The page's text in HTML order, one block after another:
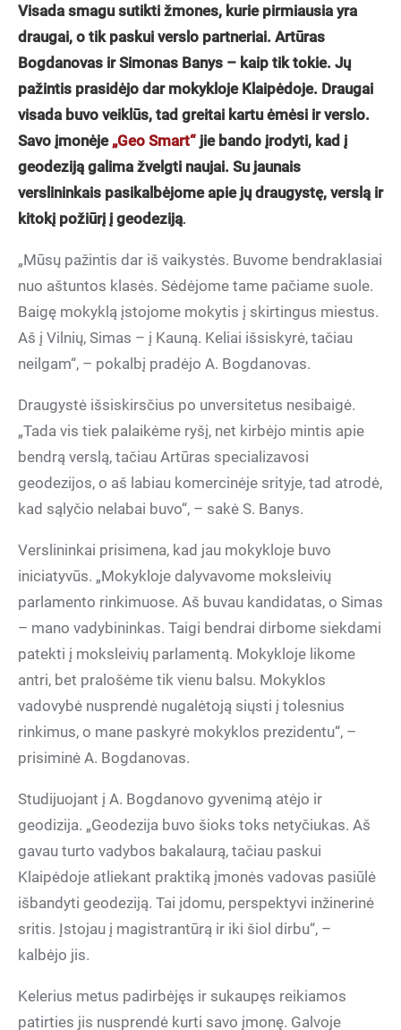
Visada smagu sutikti žmones, kurie pirmiausia yra
draugai, o tik paskui verslo partneriai. Artūras
Bogdanovas ir Simonas Banys – kaip tik tokie. Jų
pažintis prasidėjo dar mokykloje Klaipėdoje. Draugai
visada buvo veiklūs, tad greitai kartu ėmėsi ir verslo.
Savo įmonėje „Geo Smart“ jie bando įrodyti, kad į
geodeziją galima žvelgti naujai. Su jaunais
verslininkais pasikalbėjome apie jų draugystę, verslą ir
kitokį požiūrį į geodeziją.
„Mūsų pažintis dar iš vaikystės. Buvome bendraklasiai
nuo aštuntos klasės. Sėdėjome tame pačiame suole.
Baigę mokyklą įstojome mokytis į skirtingus miestus.
Aš į Vilnių, Simas – į Kauną. Keliai išsiskyrė, tačiau
neilgam“, – pokalbį pradėjo A. Bogdanovas.
Draugystė išsiskirsčius po unversitetus nesibaigė.
„Tada vis tiek palaikėme ryšį, net kirbėjo mintis apie
bendrą verslą, tačiau Artūras specializavosi
geodezijos, o aš labiau komercinėje srityje, tad atrodė,
kad sąlyčio nelabai buvo“, – sakė S. Banys.
Verslininkai prisimena, kad jau mokykloje buvo
iniciatyvūs. „Mokykloje dalyvavome moksleivių
parlamento rinkimuose. Aš buvau kandidatas, o Simas
– mano vadybininkas. Taigi bendrai dirbome siekdami
patekti į moksleivių parlamentą. Mokykloje likome
antri, bet pralošėme tik vienu balsu. Mokyklos
vadovybė nusprendė nugalėtoją siųsti į tolesnius
rinkimus, o mane paskyrė mokyklos prezidentu“, –
prisiminė A. Bogdanovas.
Studijuojant į A. Bogdanovo gyvenimą atėjo ir
geodizija. „Geodezija buvo šioks toks netyčiukas. Aš
gavau turto vadybos bakalaurą, tačiau paskui
Klaipėdoje atliekant praktiką įmonės vadovas pasiūlė
išbandyti geodeziją. Tai įdomu, perspektyvi inžinerinė
sritis. Įstojau į magistrantūrą ir iki šiol dirbu“, –
kalbėjo jis.
Kelerius metus padirbėjęs ir sukaupęs reikiamos
patirties jis nusprendė kurti savo įmonę. Galvoje